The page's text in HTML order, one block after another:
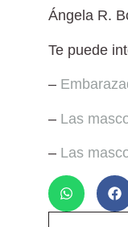
Ángela R.
Te puede
–
– Las
– Las